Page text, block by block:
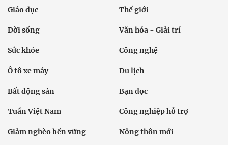
Giáo dục Thế giới
Đời sống Văn hóa - Giải trí
Sức khỏe Công nghệ
Ô tô xe máy Du lịch
Bất động sản Bạn đọc
Tuần Việt Nam Công nghiệp hỗ trợ
Giảm nghèo bền vững Nông thôn mới